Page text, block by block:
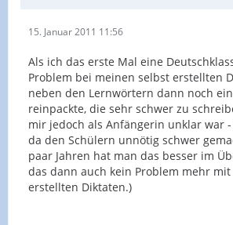
15. Januar 2011 11:56
Als ich das erste Mal eine
Problem bei meinen selbst erstellten
neben den Lernwörtern dann noch
reinpackte, die sehr schwer zu
mir jedoch als Anfängerin unklar war
da den Schülern unnötig schwer
paar Jahren hat man das besser im
das dann auch kein Problem mehr
erstellten Diktaten.)